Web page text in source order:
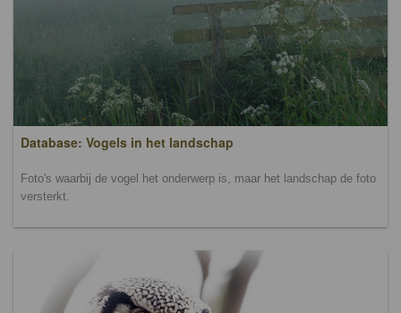
Database: Vogels in het landschap
Foto's waarbij de vogel het onderwerp is, maar het landschap de foto
versterkt.